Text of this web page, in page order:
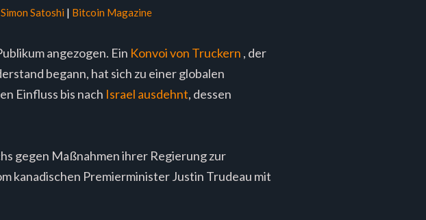
Simon Satoshi | Bitcoin Magazine
angezogen. Ein Konvoi von Truckern , der
begann, hat sich zu einer globalen
Einfluss bis nach Israel ausdehnt, dessen
gegen Maßnahmen ihrer Regierung zur
kanadischen Premierminister Justin Trudeau mit